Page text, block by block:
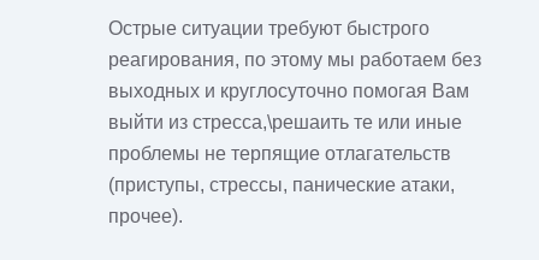
Острые ситуации требуют быстрого
реагирования, по этому мы работаем без
выходных и круглосуточно помогая Вам
выйти из стресса,\решаить те или иные
проблемы не терпящие отлагательств
(приступы, стрессы, панические атаки,
прочее).